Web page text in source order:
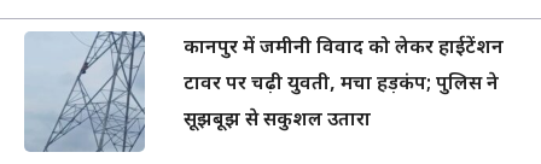
कानपुर में जमीनी विवाद को लेकर हाईटेंशन
टावर पर चढ़ी युवती, मचा हड़कंप; पुलिस ने
सूझबूझ से सकुशल उतारा